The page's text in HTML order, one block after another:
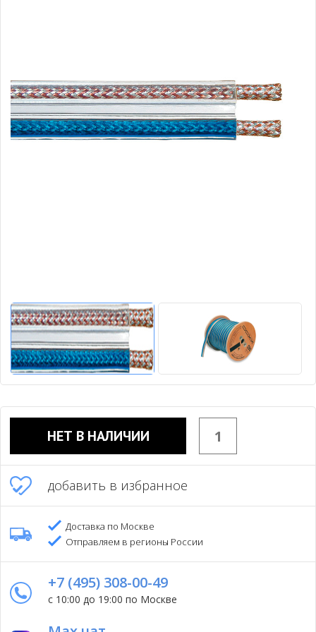
НЕТ В НАЛИЧИИ
добавить в избранное
Доставка по Москве
Отправляем в регионы России
+7 (495) 308-00-49
с 10:00 до 19:00 по Москве